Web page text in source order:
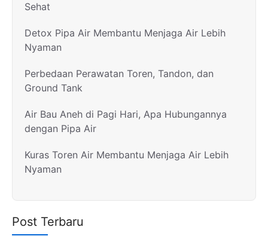
Sehat
Detox Pipa Air Membantu Menjaga Air Lebih
Nyaman
Perbedaan Perawatan Toren, Tandon, dan
Ground Tank
Air Bau Aneh di Pagi Hari, Apa Hubungannya
dengan Pipa Air
Kuras Toren Air Membantu Menjaga Air Lebih
Nyaman
Post Terbaru